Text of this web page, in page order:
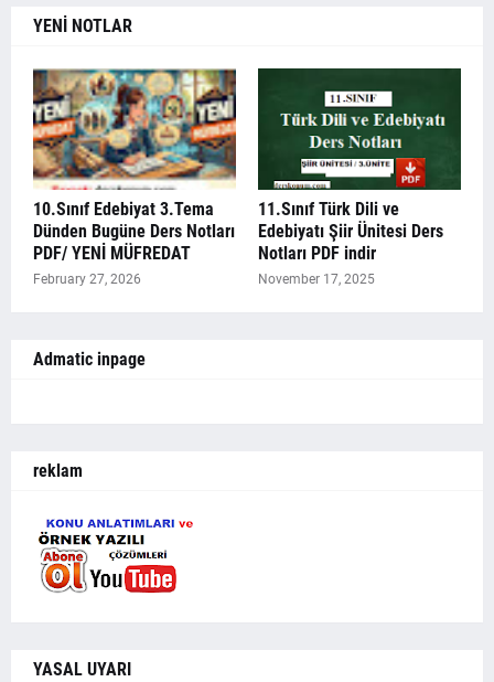
YENİ NOTLAR
10.Sınıf Edebiyat 3.Tema
Dünden Bugüne Ders Notları
PDF/ YENİ MÜFREDAT
February 27, 2026
11.Sınıf Türk Dili ve
Edebiyatı Şiir Ünitesi Ders
Notları PDF indir
November 17, 2025
Admatic inpage
reklam
YASAL UYARI